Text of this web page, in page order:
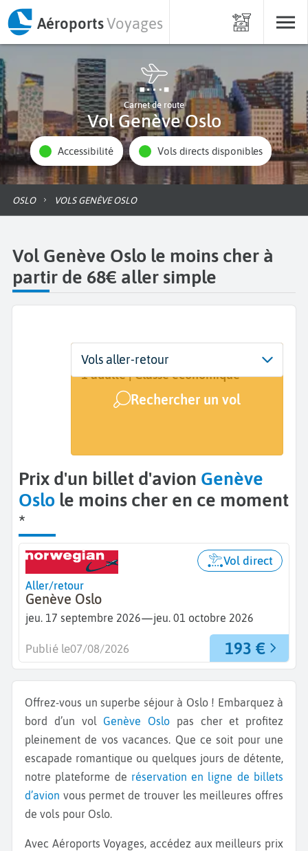
AéroportsVoyages
Carnet de route
Vol Genève Oslo
Accessibilité Vols directs disponibles
OSLO VOLS GENÈVE OSLO
Vol Genève Oslo le moins cher à
partir de 68€ aller simple
Départ
Genève (GVA)
Dates
17 sept. - 1 oct.
Voyageurs | Classe
1 adulte | Classe économique
Rechercher un vol
Vols aller-retour
Prix d'un billet d'avion Genève
Oslo le moins cher en ce moment
*
Aller/retour
Genève Oslo
jeu. 17 septembre 2026—jeu. 01 octobre 2026
Vol direct
193 €
Publié le07/08/2026
Offrez-vous un superbe séjour à Oslo ! Embarquez à
bord d’un vol Genève Oslo pas cher et profitez
pleinement de vos vacances. Que ce soit pour une
escapade romantique ou quelques jours de détente,
notre plateforme de réservation en ligne de billets
d’avion vous permet de trouver les meilleures offres
de vols pour Oslo.
Avec Aéroports Voyages, accédez aux meilleurs prix